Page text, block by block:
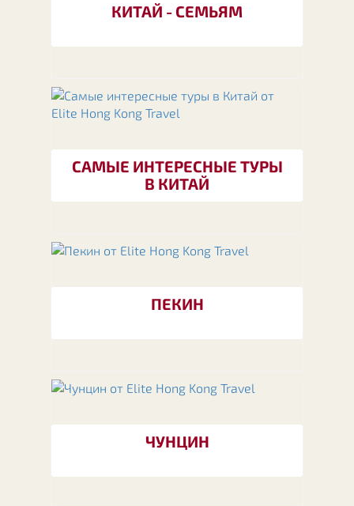
КИТАЙ - СЕМЬЯМ
САМЫЕ ИНТЕРЕСНЫЕ ТУРЫ
В КИТАЙ
ПЕКИН
ЧУНЦИН